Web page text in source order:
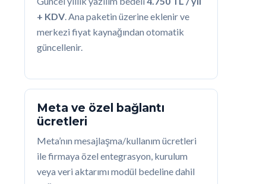
+ KDV. Ana paketin üzerine eklenir ve
merkezi fiyat kaynağından otomatik
güncellenir.
Meta ve özel bağlantı
ücretleri
Meta’nın mesajlaşma/kullanım ücretleri
ile firmaya özel entegrasyon, kurulum
veya veri aktarımı modül bedeline dahil